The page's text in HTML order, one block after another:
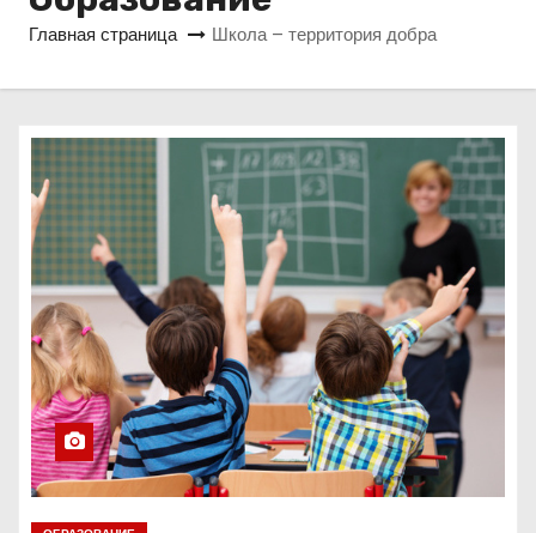
у
Главная страница Школа – территория добра